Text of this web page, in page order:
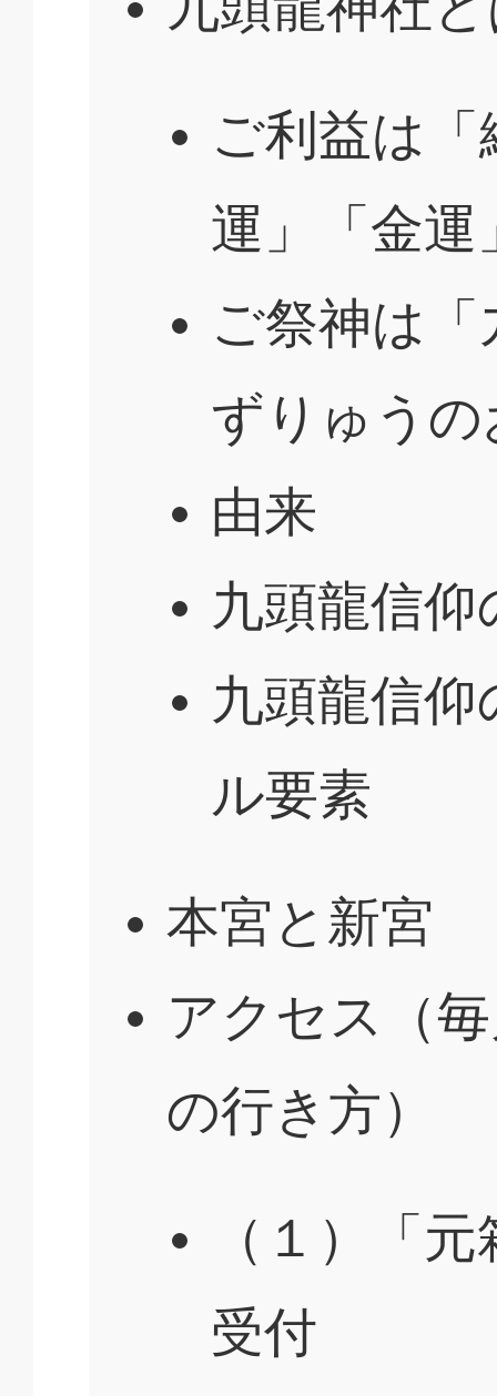
ご利益は
運」「金運
ご祭神は
ずりゅう
由来
九頭龍信
九頭龍信
ル要素
本宮と新宮
アクセス（
の行き方）
（１）「
受付